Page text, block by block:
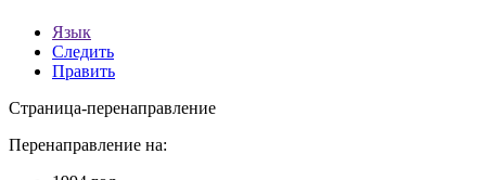
Язык
Следить
Править
Страница-перенаправление
Перенаправление на: